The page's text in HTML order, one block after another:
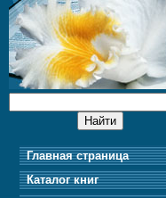
Главная страница
Каталог книг